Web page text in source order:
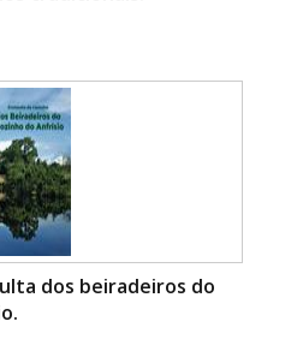
dos beiradeiros do